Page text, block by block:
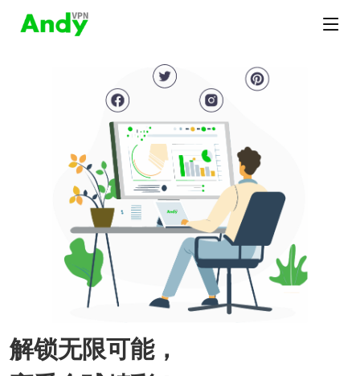
解锁无限可能，